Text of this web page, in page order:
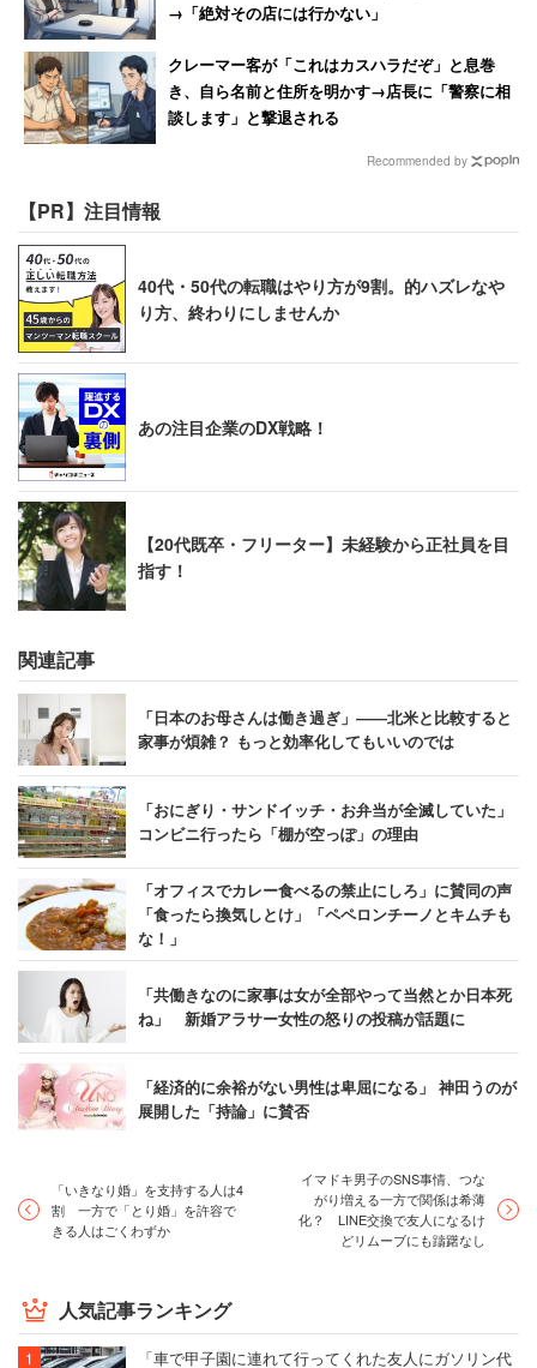
→「絶対その店には行かない」
クレーマー客が「これはカスハラだぞ」と息巻
き、自ら名前と住所を明かす→店長に「警察に相
談します」と撃退される
Recommended by
【PR】注目情報
40代・50代の転職はやり方が9割。的ハズレなや
り方、終わりにしませんか
あの注目企業のDX戦略！
【20代既卒・フリーター】未経験から正社員を目
指す！
関連記事
「日本のお母さんは働き過ぎ」――北米と比較すると
家事が煩雑？ もっと効率化してもいいのでは
「おにぎり・サンドイッチ・お弁当が全滅していた」
コンビニ行ったら「棚が空っぽ」の理由
「オフィスでカレー食べるの禁止にしろ」に賛同の声
「食ったら換気しとけ」「ペペロンチーノとキムチも
な！」
「共働きなのに家事は女が全部やって当然とか日本死
ね」 新婚アラサー女性の怒りの投稿が話題に
「経済的に余裕がない男性は卑屈になる」 神田うのが
展開した「持論」に賛否
「いきなり婚」を支持する人は4
割 一方で「とり婚」を許容で
きる人はごくわずか
イマドキ男子のSNS事情、つな
がり増える一方で関係は希薄
化？ LINE交換で友人になるけ
どリムーブにも躊躇なし
人気記事ランキング
「車で甲子園に連れて行ってくれた友人にガソリン代